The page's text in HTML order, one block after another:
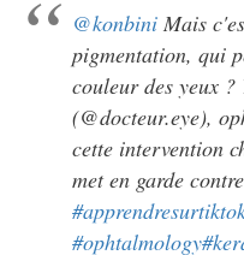
@konbini Mais
pigmentation, qui
couleur des yeux ?
(@docteur.eye),
cette intervention
met en garde
#ophtalmology